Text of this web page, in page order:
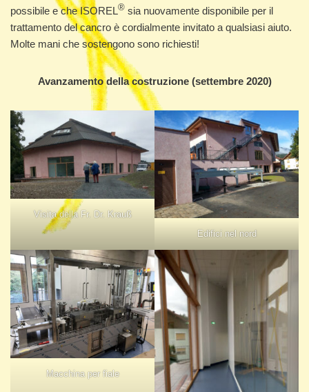
possibile e che ISOREL® sia nuovamente disponibile per il
trattamento del cancro è cordialmente invitato a qualsiasi aiuto.
Molte mani che sostengono sono richiesti!
Avanzamento della costruzione (settembre 2020)
Visita della Fr. Dr. Krauß
Edifici nel nord
Macchina per fiale